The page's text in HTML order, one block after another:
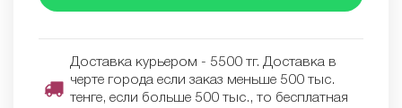
Доставка курьером - 5500 тг. Доставка в
черте города если заказ меньше 500 тыс.
тенге, если больше 500 тыс., то бесплатная